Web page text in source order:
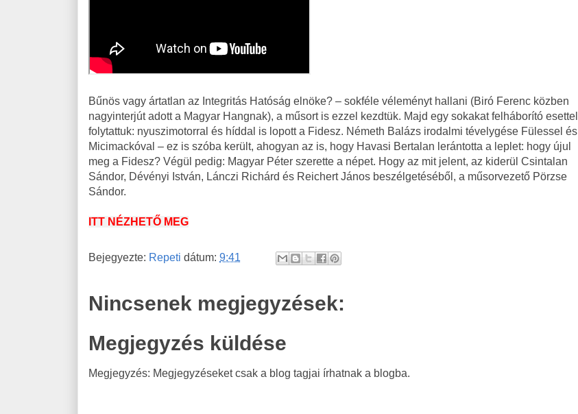
Bűnös vagy ártatlan az Integritás Hatóság elnöke? – sokféle véleményt hallani (Biró Ferenc közben
nagyinterjút adott a Magyar Hangnak), a műsort is ezzel kezdtük. Majd egy sokakat felháborító esettel
folytattuk: nyuszimotorral és híddal is lopott a Fidesz. Németh Balázs irodalmi tévelygése Fülessel és
Micimackóval – ez is szóba került, ahogyan az is, hogy Havasi Bertalan lerántotta a leplet: hogy újul
meg a Fidesz? Végül pedig: Magyar Péter szerette a népet. Hogy az mit jelent, az kiderül Csintalan
Sándor, Dévényi István, Lánczi Richárd és Reichert János beszélgetéséből, a műsorvezető Pörzse
Sándor.
ITT NÉZHETŐ MEG
Bejegyezte: Repeti dátum: 9:41
Nincsenek megjegyzések:
Megjegyzés küldése
Megjegyzés: Megjegyzéseket csak a blog tagjai írhatnak a blogba.